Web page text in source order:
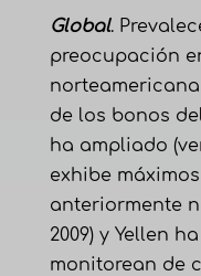
Global.
preocupación
de los bonos
ha ampliado
exhibe
anteriormente
2009) y Yellen
monitorean de